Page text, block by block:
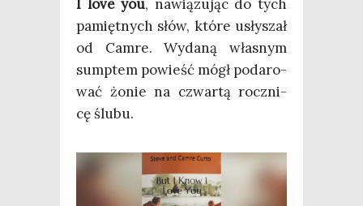
I love you, nawią­zu­jąc do tych
pamięt­nych słów, któ­re usły­szał
od Cam­re. Wyda­ną wła­snym
sump­tem powieść mógł poda­ro­
wać żonie na czwar­tą rocz­ni­
cę ślubu.